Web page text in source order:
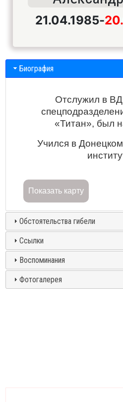
21.04.1985-
Биография
Отслужил в
«Титан», был
Учился в
Показать карту
Обстоятельства гибели
Ссылки
Воспоминания
Фотогалерея